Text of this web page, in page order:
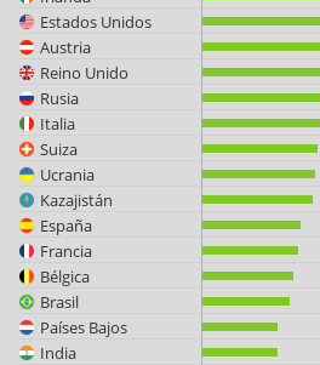
Estados Unidos
Austria
Reino Unido
Rusia
Italia
Suiza
Ucrania
Kazajistán
España
Francia
Bélgica
Brasil
Países Bajos
India